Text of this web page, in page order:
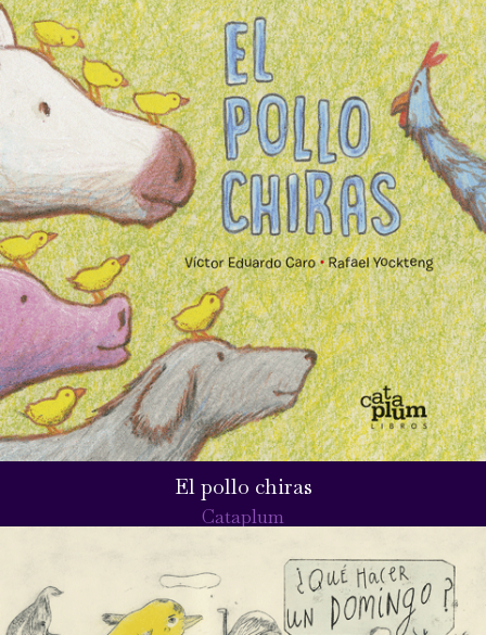
El pollo chiras
Cataplum